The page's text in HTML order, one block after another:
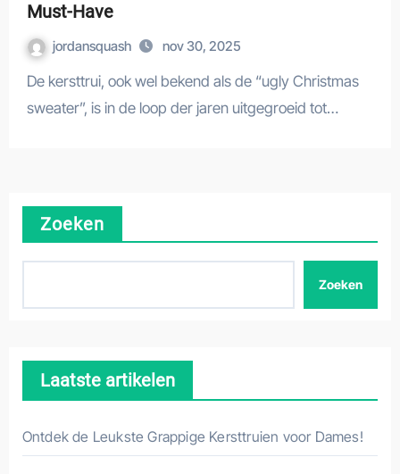
Must-Have
jordansquash nov 30, 2025
De kersttrui, ook wel bekend als de “ugly Christmas
sweater”, is in de loop der jaren uitgegroeid tot…
Zoeken
Zoeken
Laatste artikelen
Ontdek de Leukste Grappige Kersttruien voor Dames!